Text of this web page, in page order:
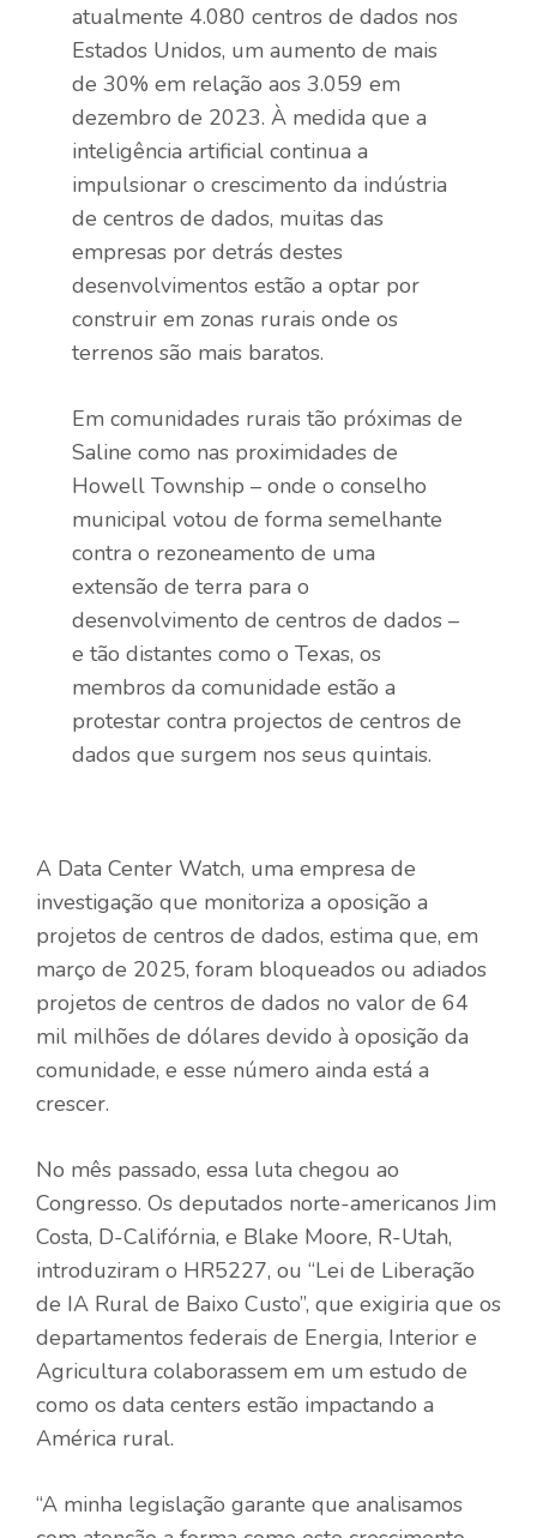
atualmente 4.080 centros de dados nos
Estados Unidos, um aumento de mais
de 30% em relação aos 3.059 em
dezembro de 2023. À medida que a
inteligência artificial continua a
impulsionar o crescimento da indústria
de centros de dados, muitas das
empresas por detrás destes
desenvolvimentos estão a optar por
construir em zonas rurais onde os
terrenos são mais baratos.
Em comunidades rurais tão próximas de
Saline como nas proximidades de
Howell Township – onde o conselho
municipal votou de forma semelhante
contra o rezoneamento de uma
extensão de terra para o
desenvolvimento de centros de dados –
e tão distantes como o Texas, os
membros da comunidade estão a
protestar contra projectos de centros de
dados que surgem nos seus quintais.
A Data Center Watch, uma empresa de
investigação que monitoriza a oposição a
projetos de centros de dados, estima que, em
março de 2025, foram bloqueados ou adiados
projetos de centros de dados no valor de 64
mil milhões de dólares devido à oposição da
comunidade, e esse número ainda está a
crescer.
No mês passado, essa luta chegou ao
Congresso. Os deputados norte-americanos Jim
Costa, D-Califórnia, e Blake Moore, R-Utah,
introduziram o HR5227, ou “Lei de Liberação
de IA Rural de Baixo Custo”, que exigiria que os
departamentos federais de Energia, Interior e
Agricultura colaborassem em um estudo de
como os data centers estão impactando a
América rural.
“A minha legislação garante que analisamos